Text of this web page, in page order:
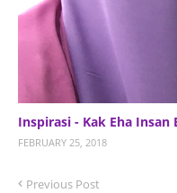
Inspirasi - Kak Eha Insan
FEBRUARY 25, 2018
Previous Post